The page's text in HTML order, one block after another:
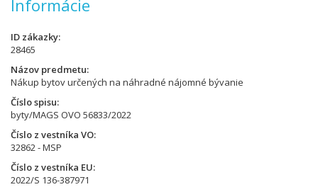
Informácie
ID zákazky
28465
Názov predmetu
Nákup bytov určených na náhradné nájomné bývanie
Číslo spisu
byty/MAGS OVO 56833/2022
Číslo z vestníka VO
32862 - MSP
Číslo z vestníka EU
2022/S 136-387971